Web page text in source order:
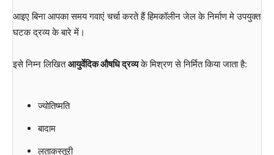
आइए बिना आपका समय गवाएं चर्चा करते हैं हिमकॉलीन जेल के निर्माण मे उपयुक्त
घटक द्रव्य के बारे में।
इसे निम्न लिखितआयुर्वेदिक औषधि द्रव्यके मिश्रण से निर्मित किया जाता है:
ज्योतिष्मति
बादाम
लताकस्तूरी